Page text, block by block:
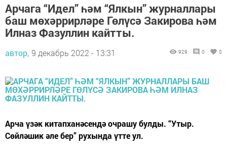
Арчага “Идел” һәм “Ялкын” журналлары
баш мөхәррирләре Гөлүсә Закирова һәм
Илназ Фазуллин кайтты.
автор, 9 декабрь 2022 - 13:31 929 0 0
Арча үзәк китапханәсендә очрашу булды. “Утыр.
Сөйләшик әле бер” рухында үтте ул.